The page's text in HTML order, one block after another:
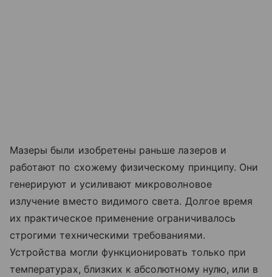
Мазеры были изобретены раньше лазеров и
работают по схожему физическому принципу. Они
генерируют и усиливают микроволновое
излучение вместо видимого света. Долгое время
их практическое применение ограничивалось
строгими техническими требованиями.
Устройства могли функционировать только при
температурах, близких к абсолютному нулю, или в